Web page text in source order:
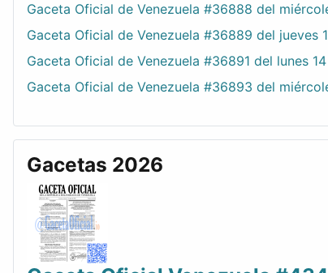
Gaceta Oficial de Venezuela #36888 del
Gaceta Oficial de Venezuela #36889 del jueves
Gaceta Oficial de Venezuela #36891 del lunes
Gaceta Oficial de Venezuela #36893 del
Gacetas 2026